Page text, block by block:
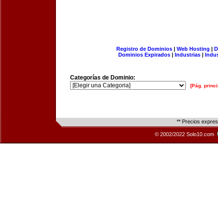
Registro de Dominios| Web Hosting |
Dominios Expirados | Industrias |
Categorías de Dominio:
[Pág.
** Precios
© 2002/2022 Solo10.com